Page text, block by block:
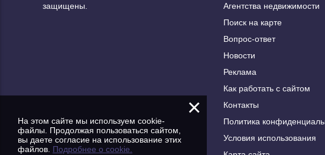
защищены.
Агентства недвижимости
Поиск на карте
Вопрос-ответ
Новости
Реклама
Как работать с сайтом
Контакты
Политика
Условия использования
×
На этом сайте мы используем cookie-
файлы. Продолжая пользоваться сайтом,
вы даете согласие на использование этих
файлов. Подробнее о cookie.